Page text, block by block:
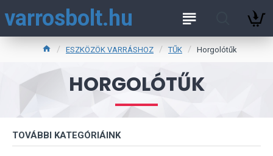
varrosbolt.hu
ESZKÖZÖK VARRÁSHOZ TŰK Horgolótűk
HORGOLÓTŰK
TOVÁBBI KATEGÓRIÁINK